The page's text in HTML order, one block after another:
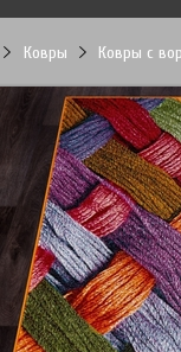
Ковры Ковры с